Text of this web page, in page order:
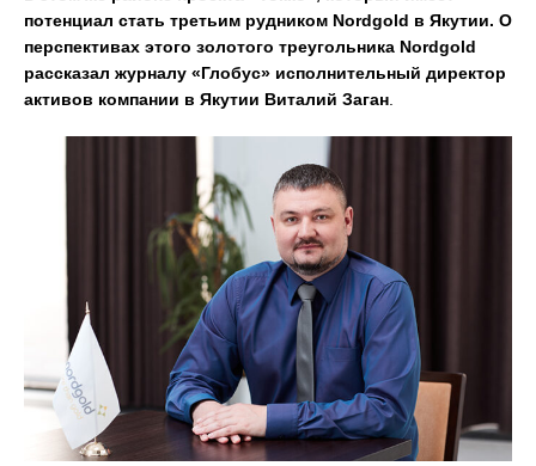
потенциал стать третьим рудником Nordgold в Якутии. О
перспективах этого золотого треугольника Nordgold
рассказал журналу «Глобус» исполнительный директор
активов компании в Якутии Виталий Заган